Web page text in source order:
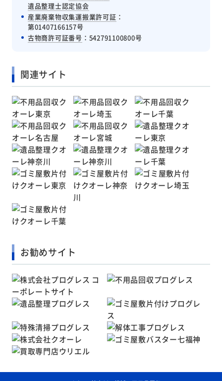
遺品整理士認定協会
産業廃棄物収集運搬業許可証 ：
第01407166157号
古物商許可証番号 ：542791100800号
関連サイト
お勧めサイト